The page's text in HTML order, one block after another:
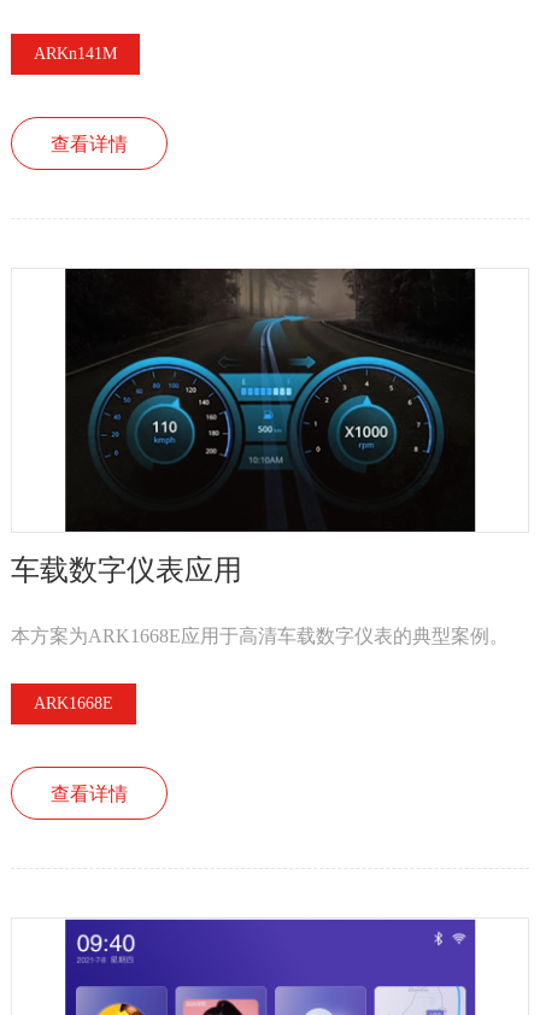
ARKn141M
查看详情
车载数字仪表应用
本方案为ARK1668E应用于高清车载数字仪表的典型案例。
ARK1668E
查看详情